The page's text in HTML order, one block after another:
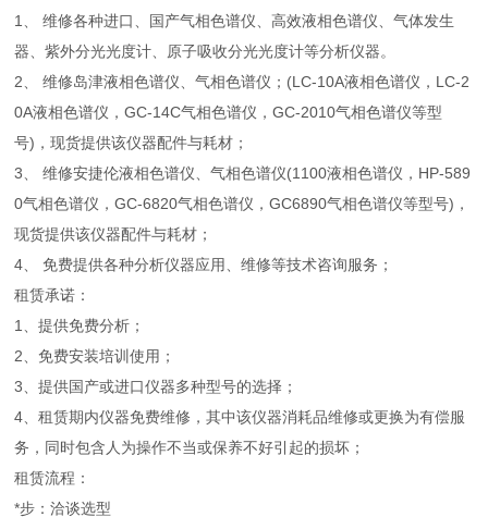
1、 维修各种进口、国产气相色谱仪、高效液相色谱仪、气体发生
器、紫外分光光度计、原子吸收分光光度计等分析仪器。
2、 维修岛津液相色谱仪、气相色谱仪；(LC-10A液相色谱仪，LC-2
0A液相色谱仪，GC-14C气相色谱仪，GC-2010气相色谱仪等型
号)，现货提供该仪器配件与耗材；
3、 维修安捷伦液相色谱仪、气相色谱仪(1100液相色谱仪，HP-589
0气相色谱仪，GC-6820气相色谱仪，GC6890气相色谱仪等型号)，
现货提供该仪器配件与耗材；
4、 免费提供各种分析仪器应用、维修等技术咨询服务；
租赁承诺：
1、提供免费分析；
2、免费安装培训使用；
3、提供国产或进口仪器多种型号的选择；
4、租赁期内仪器免费维修，其中该仪器消耗品维修或更换为有偿服
务，同时包含人为操作不当或保养不好引起的损坏；
租赁流程：
*步：洽谈选型